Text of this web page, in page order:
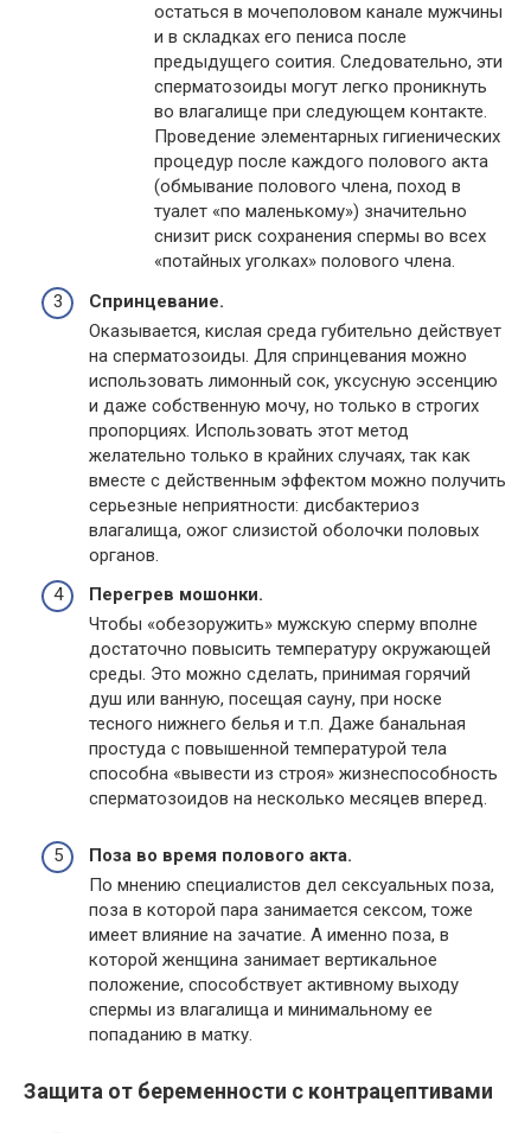
остаться в мочеполовом канале мужчины
и в складках его пениса после
предыдущего соития. Следовательно, эти
сперматозоиды могут легко проникнуть
во влагалище при следующем контакте.
Проведение элементарных гигиенических
процедур после каждого полового акта
(обмывание полового члена, поход в
туалет «по маленькому») значительно
снизит риск сохранения спермы во всех
«потайных уголках» полового члена.
Спринцевание.
Оказывается, кислая среда губительно действует
на сперматозоиды. Для спринцевания можно
использовать лимонный сок, уксусную эссенцию
и даже собственную мочу, но только в строгих
пропорциях. Использовать этот метод
желательно только в крайних случаях, так как
вместе с действенным эффектом можно получить
серьезные неприятности: дисбактериоз
влагалища, ожог слизистой оболочки половых
органов.
Перегрев мошонки.
Чтобы «обезоружить» мужскую сперму вполне
достаточно повысить температуру окружающей
среды. Это можно сделать, принимая горячий
душ или ванную, посещая сауну, при носке
тесного нижнего белья и т.п. Даже банальная
простуда с повышенной температурой тела
способна «вывести из строя» жизнеспособность
сперматозоидов на несколько месяцев вперед.
Поза во время полового акта.
По мнению специалистов дел сексуальных поза,
поза в которой пара занимается сексом, тоже
имеет влияние на зачатие. А именно поза, в
которой женщина занимает вертикальное
положение, способствует активному выходу
спермы из влагалища и минимальному ее
попаданию в матку.
Защита от беременности с контрацептивами